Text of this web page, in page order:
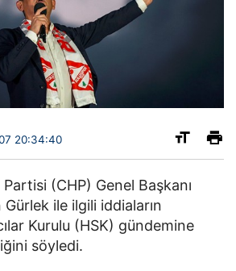
20:34:40
(CHP) Genel Başkanı
Gürlek ile ilgili iddiaların
Kurulu (HSK) gündemine
söyledi.